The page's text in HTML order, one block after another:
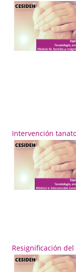
Intervención
Resignificación